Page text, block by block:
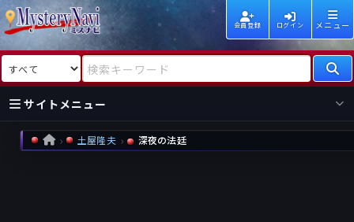
会員登録 ログイン メニュー
検索対象 検索キーワード
サイトメニュー
国内
海外
HOME 土屋隆夫 深夜の法廷